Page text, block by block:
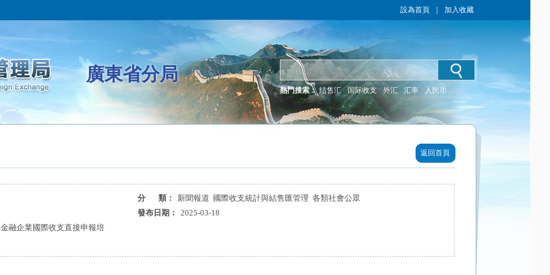
設為首頁 加入收藏
廣東省分局
熱門搜索： 结售汇 国际收支 外汇 汇率 人民币
返回首頁
分 類：
新聞報道 國際收支統計與結售匯管理 各類社會公眾
發布日期：
2025-03-18
融企業國際收支直接申報培